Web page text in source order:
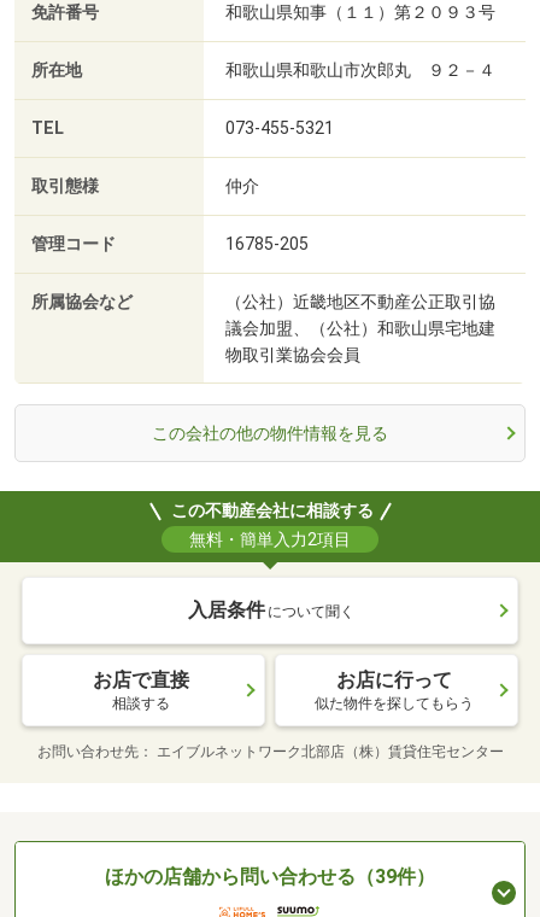
免許番号 和歌山県知事（１１）第２０９３号
所在地 和歌山県和歌山市次郎丸 ９２－４
TEL 073-455-5321
取引態様 仲介
管理コード 16785-205
所属協会など
（公社）近畿地区不動産公正取引協
議会加盟、（公社）和歌山県宅地建
物取引業協会会員
この会社の他の物件情報を見る
この不動産会社に相談する
無料・簡単入力2項目
入居条件 について聞く
お店で直接
相談する
お店に行って
似た物件を探してもらう
お問い合わせ先 エイブルネットワーク北部店（株）賃貸住宅センター
ほかの店舗から問い合わせる（39件）